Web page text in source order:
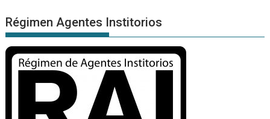
Régimen Agentes Institorios